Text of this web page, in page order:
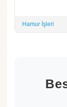
Hamur İşleri